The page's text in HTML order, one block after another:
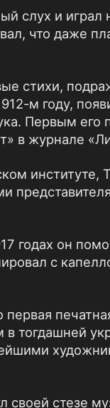
и играл
что даже
стихи,
м году,
Первым
в журнале
институте,
годах он
с
тогдашней
стезе